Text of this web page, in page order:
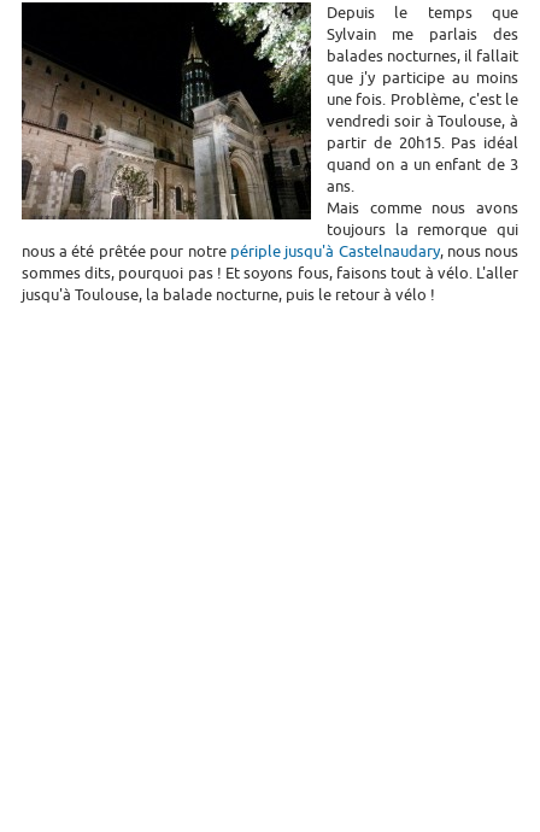
Depuis le temps que
Sylvain me parlais des
balades nocturnes, il fallait
que j'y participe au moins
une fois. Problème, c'est le
vendredi soir à Toulouse, à
partir de 20h15. Pas idéal
quand on a un enfant de 3
ans.
Mais comme nous avons
toujours la remorque qui
nous a été prêtée pour notre périple jusqu'à Castelnaudary, nous nous
sommes dits, pourquoi pas ! Et soyons fous, faisons tout à vélo. L'aller
jusqu'à Toulouse, la balade nocturne, puis le retour à vélo !